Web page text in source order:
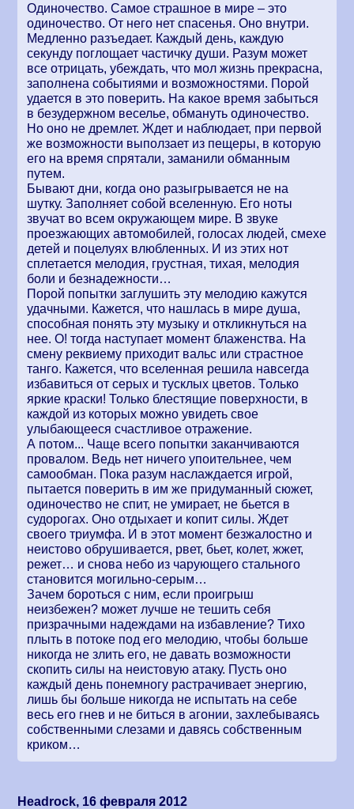
Одиночество. Самое страшное в мире – это
одиночество. От него нет спасенья. Оно внутри.
Медленно разъедает. Каждый день, каждую
секунду поглощает частичку души. Разум может
все отрицать, убеждать, что мол жизнь прекрасна,
заполнена событиями и возможностями. Порой
удается в это поверить. На какое время забыться
в безудержном веселье, обмануть одиночество.
Но оно не дремлет. Ждет и наблюдает, при первой
же возможности выползает из пещеры, в которую
его на время спрятали, заманили обманным
путем.
Бывают дни, когда оно разыгрывается не на
шутку. Заполняет собой вселенную. Его ноты
звучат во всем окружающем мире. В звуке
проезжающих автомобилей, голосах людей, смехе
детей и поцелуях влюбленных. И из этих нот
сплетается мелодия, грустная, тихая, мелодия
боли и безнадежности…
Порой попытки заглушить эту мелодию кажутся
удачными. Кажется, что нашлась в мире душа,
способная понять эту музыку и откликнуться на
нее. О! тогда наступает момент блаженства. На
смену реквиему приходит вальс или страстное
танго. Кажется, что вселенная решила навсегда
избавиться от серых и тусклых цветов. Только
яркие краски! Только блестящие поверхности, в
каждой из которых можно увидеть свое
улыбающееся счастливое отражение.
А потом... Чаще всего попытки заканчиваются
провалом. Ведь нет ничего упоительнее, чем
самообман. Пока разум наслаждается игрой,
пытается поверить в им же придуманный сюжет,
одиночество не спит, не умирает, не бьется в
судорогах. Оно отдыхает и копит силы. Ждет
своего триумфа. И в этот момент безжалостно и
неистово обрушивается, рвет, бьет, колет, жжет,
режет… и снова небо из чарующего стального
становится могильно-серым…
Зачем бороться с ним, если проигрыш
неизбежен? может лучше не тешить себя
призрачными надеждами на избавление? Тихо
плыть в потоке под его мелодию, чтобы больше
никогда не злить его, не давать возможности
скопить силы на неистовую атаку. Пусть оно
каждый день понемногу растрачивает энергию,
лишь бы больше никогда не испытать на себе
весь его гнев и не биться в агонии, захлебываясь
собственными слезами и давясь собственным
криком…
Headrock, 16 февраля 2012